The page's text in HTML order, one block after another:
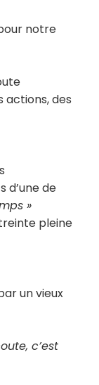
notre
actions, des
d’une de
»
pleine
un vieux
c’est